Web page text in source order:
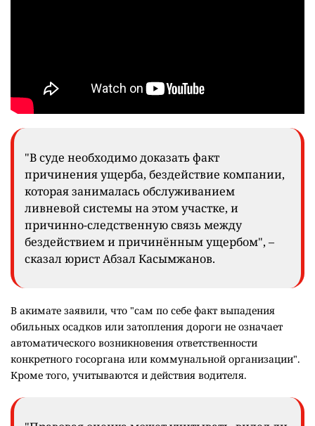
"В суде необходимо доказать факт
причинения ущерба, бездействие компании,
которая занималась обслуживанием
ливневой системы на этом участке, и
причинно-следственную связь между
бездействием и причинённым ущербом", –
сказал юрист Абзал Касымжанов.
В акимате заявили, что "сам по себе факт выпадения
обильных осадков или затопления дороги не означает
автоматического возникновения ответственности
конкретного госоргана или коммунальной организации".
Кроме того, учитываются и действия водителя.